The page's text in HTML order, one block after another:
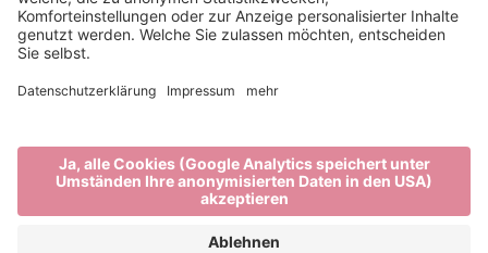
Brixen Tourismus
Privacy
Impressum
Förderungen
produced by